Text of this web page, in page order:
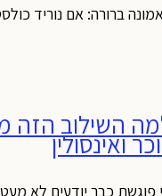
ברורה: אם נוריד
השילוב הזה
ואינסולין
פוגשת כבר יודעים לא